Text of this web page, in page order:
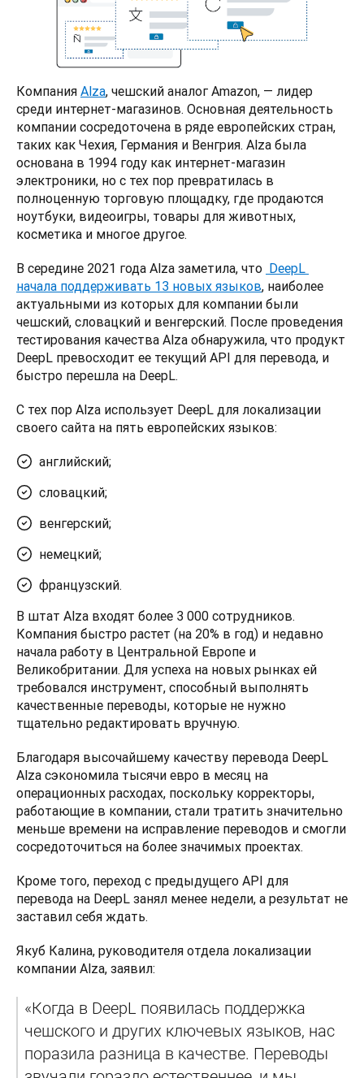
Компания Alza, чешский аналог Amazon, — лидер
среди интернет-магазинов. Основная деятельность
компании сосредоточена в ряде европейских стран,
таких как Чехия, Германия и Венгрия. Alza была
основана в 1994 году как интернет-магазин
электроники, но с тех пор превратилась в
полноценную торговую площадку, где продаются
ноутбуки, видеоигры, товары для животных,
косметика и многое другое.
В середине 2021 года Alza заметила, что DeepL
начала поддерживать 13 новых языков, наиболее
актуальными из которых для компании были
чешский, словацкий и венгерский. После проведения
тестирования качества Alza обнаружила, что продукт
DeepL превосходит ее текущий API для перевода, и
быстро перешла на DeepL.
С тех пор Alza использует DeepL для локализации
своего сайта на пять европейских языков:
английский;
словацкий;
венгерский;
немецкий;
французский.
В штат Alza входят более 3 000 сотрудников.
Компания быстро растет (на 20% в год) и недавно
начала работу в Центральной Европе и
Великобритании. Для успеха на новых рынках ей
требовался инструмент, способный выполнять
качественные переводы, которые не нужно
тщательно редактировать вручную.
Благодаря высочайшему качеству перевода DeepL
Alza сэкономила тысячи евро в месяц на
операционных расходах, поскольку корректоры,
работающие в компании, стали тратить значительно
меньше времени на исправление переводов и смогли
сосредоточиться на более значимых проектах.
Кроме того, переход с предыдущего API для
перевода на DeepL занял менее недели, а результат не
заставил себя ждать.
Якуб Калина, руководителя отдела локализации
компании Alza, заявил:
«Когда в DeepL появилась поддержка
чешского и других ключевых языков, нас
поразила разница в качестве. Переводы